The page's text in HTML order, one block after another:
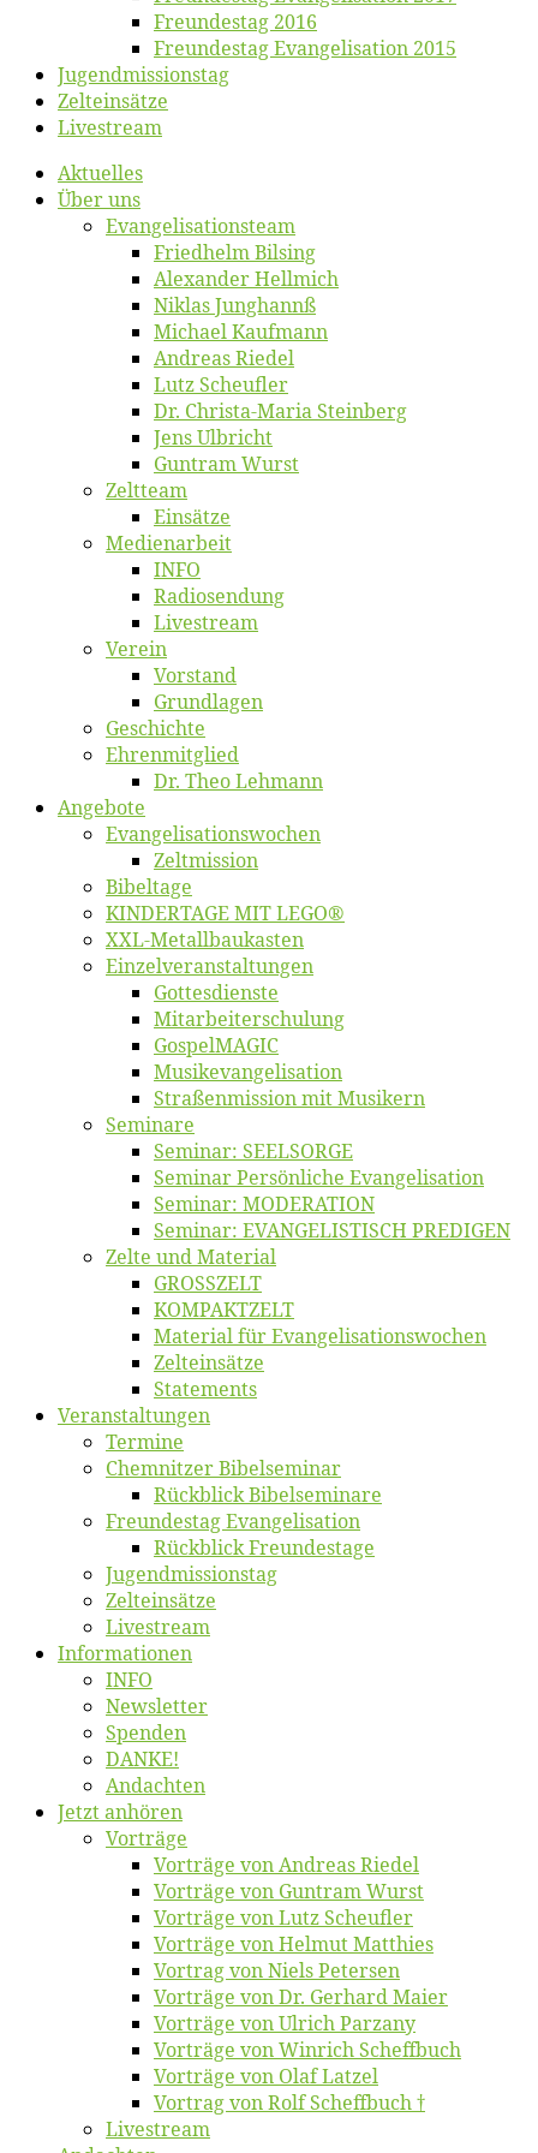
Freun­des­tag 2016
Freun­des­tag Evan­ge­li­sa­ti­on 2015
Jugend­mis­sions­tag
Zelt­ein­sät­ze
Live­stream
Ak­tu­el­les
Über uns
Evangelisa­tions­team
Fried­helm Bilsing
Alex­an­der Hellmich
Ni­klas Junghannß
Mi­cha­el Kaufmann
An­dre­as Riedel
Lutz Scheuf­ler
Dr. Chris­­ta-Ma­ria Steinberg
Jens Ulb­richt
Gun­tram Wurst
Zelt­team
Ein­sät­ze
Me­di­en­ar­beit
INFO
Ra­dio­sen­dung
Live­stream
Ver­ein
Vor­stand
Grund­la­gen
Ge­schich­te
Eh­ren­mit­glied
Dr. Theo Lehmann
An­ge­bo­te
Evangelisa­tions­wo­chen
Zelt­mis­si­on
Bi­bel­ta­ge
KINDERTAGE MIT LEGO®
XXL-Me­­tal­l­­bau­­kas­­ten
Einzelver­an­stal­tungen
Got­tes­diens­te
Mitarbeiter­schulung
Gos­pel­MA­GIC
Musikevan­ge­li­sa­tion
Straßenmis­sion mit Musikern
Se­mi­na­re
Se­mi­nar: SEELSORGE
Se­mi­nar Per­sön­li­che Evangelisation
Se­mi­nar: MODERATION
Se­mi­nar: EVANGELISTISCH PREDIGEN
Zel­te und Material
GROSSZELT
KOMPAKTZELT
Ma­te­ri­al für Evangelisationswochen
Zelt­ein­sät­ze
State­ments
Ver­an­stal­tun­gen
Ter­mi­ne
Chemnit­zer Bibelseminar
Rück­blick Bibelseminare
Freun­des­tag Evangelisation
Rück­blick Freundestage
Jugend­mis­sions­tag
Zelt­ein­sät­ze
Live­stream
Informatio­nen
INFO
News­let­ter
Spen­den
DANKE!
An­dach­ten
Jetzt an­hö­ren
Vor­trä­ge
Vor­trä­ge von An­dre­as Riedel
Vor­trä­ge von Gun­tram Wurst
Vor­trä­ge von Lutz Scheufler
Vor­trä­ge von Hel­mut Matthies
Vor­trag von Niels Petersen
Vor­trä­ge von Dr. Ger­hard Maier
Vor­trä­ge von Ul­rich Parzany
Vor­trä­ge von Win­rich Scheffbuch
Vor­trä­ge von Olaf Latzel
Vor­trag von Rolf Scheffbuch †
Live­stream